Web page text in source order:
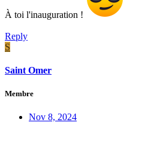
À toi l'inauguration !
Reply
S
Saint Omer
Membre
Nov 8, 2024